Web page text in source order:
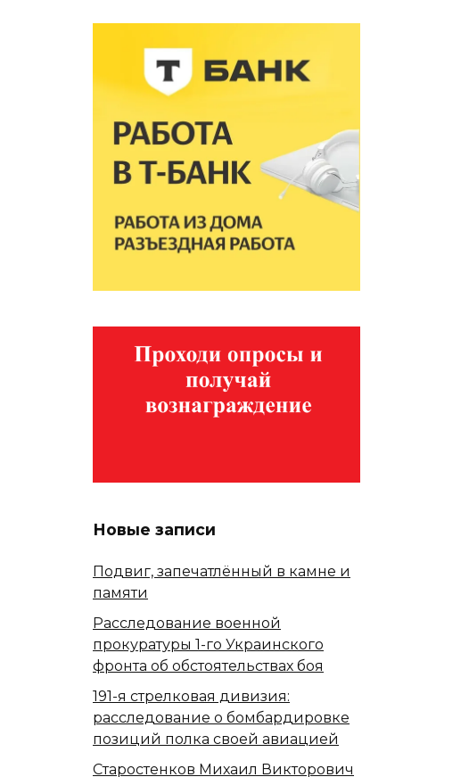
Новые записи
Подвиг, запечатлённый в камне и
памяти
Расследование военной
прокуратуры 1-го Украинского
фронта об обстоятельствах боя
191-я стрелковая дивизия:
расследование о бомбардировке
позиций полка своей авиацией
Старостенков Михаил Викторович